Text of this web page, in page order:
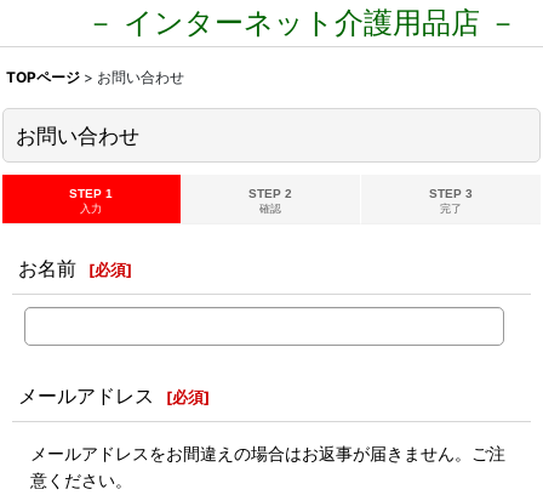
－ インターネット介護用品店 －
TOPページ > お問い合わせ
お問い合わせ
STEP 1
入力
STEP 2
確認
STEP 3
完了
お名前 [必須]
メールアドレス [必須]
メールアドレスをお間違えの場合はお返事が届きません。ご注
意ください。